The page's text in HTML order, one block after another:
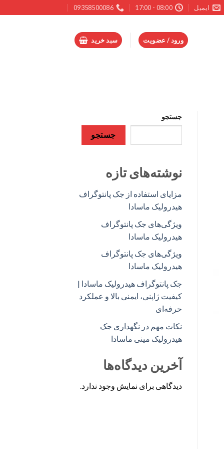
ایمیل 08:00 - 17:00
09358500086
ورود / عضویت سبد خرید
جستجو
جستجو
نوشته‌های تازه
مزایای استفاده از جک پانتوگراف
هیدرولیک ماسادا
ویژگی‌های جک پانتوگراف
هیدرولیک ماسادا
ویژگی‌های جک پانتوگراف
هیدرولیک ماسادا
جک پانتوگراف هیدرولیک ماسادا |
کیفیت ژاپنی، ایمنی بالا و عملکرد
حرفه‌ای
نکات مهم در نگهداری جک
هیدرولیک مینی ماسادا
آخرین دیدگاه‌ها
دیدگاهی برای نمایش وجود ندارد.